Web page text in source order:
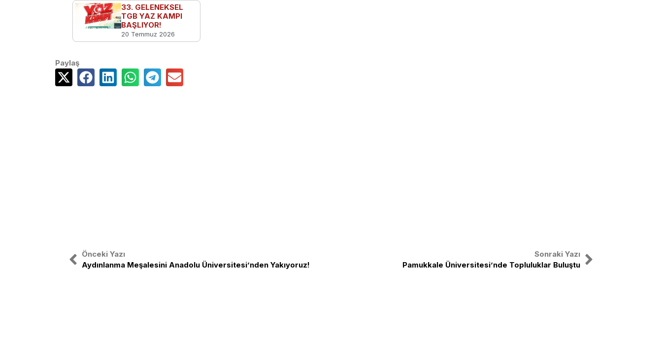
33. GELENEKSEL
TGB YAZ KAMPI
BAŞLIYOR!
20 Temmuz 2026
Paylaş
Önceki Yazı
Aydınlanma Meşalesini Anadolu Üniversitesi’nden Yakıyoruz!
Sonraki Yazı
Pamukkale Üniversitesi’nde Topluluklar Buluştu